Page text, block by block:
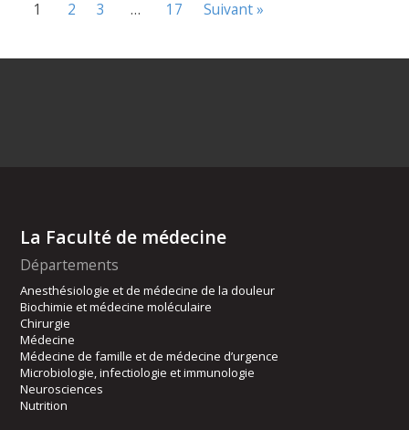
1 2 3 … 17 Suivant »
La Faculté de médecine
Départements
Anesthésiologie et de médecine de la douleur
Biochimie et médecine moléculaire
Chirurgie
Médecine
Médecine de famille et de médecine d’urgence
Microbiologie, infectiologie et immunologie
Neurosciences
Nutrition